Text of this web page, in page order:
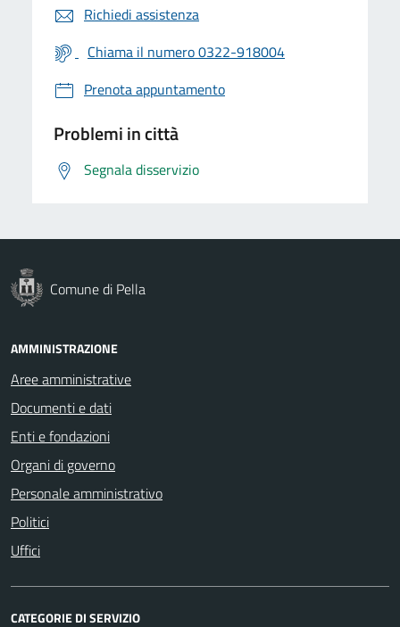
Richiedi assistenza
Chiama il numero 0322-918004
Prenota appuntamento
Problemi in città
Segnala disservizio
Comune di Pella
AMMINISTRAZIONE
Aree amministrative
Documenti e dati
Enti e fondazioni
Organi di governo
Personale amministrativo
Politici
Uffici
CATEGORIE DI SERVIZIO